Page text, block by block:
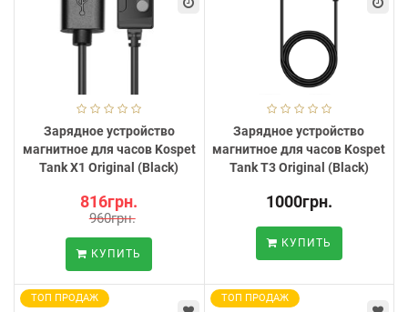
Зарядное устройство
магнитное для часов Kospet
Tank X1 Original (Black)
816грн.
960грн.
КУПИТЬ
Зарядное устройство
магнитное для часов Kospet
Tank T3 Original (Black)
1000грн.
КУПИТЬ
ТОП ПРОДАЖ ТОП ПРОДАЖ